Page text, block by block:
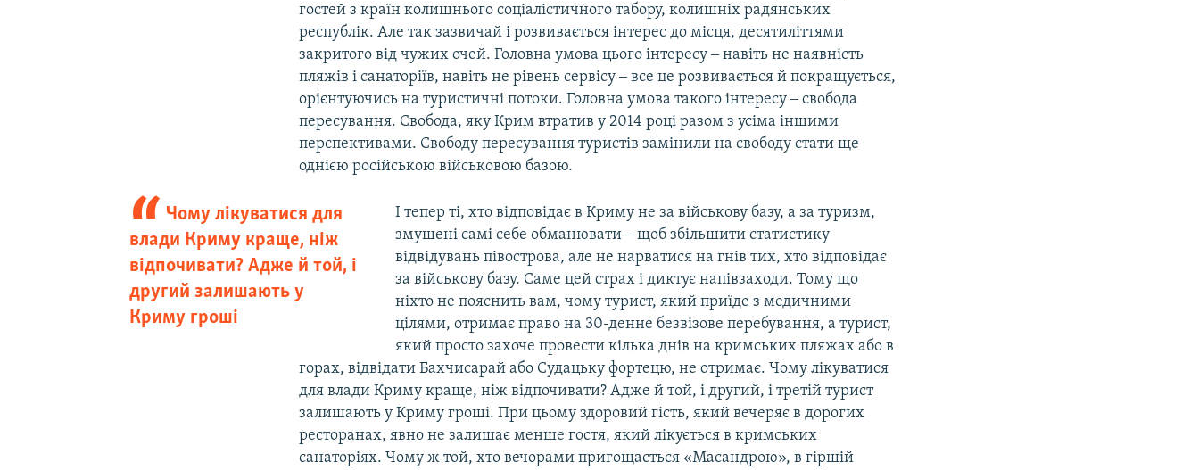
гостей з країн колишнього соціалістичного табору, колишніх радянських
республік. Але так зазвичай і розвивається інтерес до місця, десятиліттями
закритого від чужих очей. Головна умова цього інтересу ‒ навіть не наявність
пляжів і санаторіїв, навіть не рівень сервісу ‒ все це розвивається й покращується,
орієнтуючись на туристичні потоки. Головна умова такого інтересу ‒ свобода
пересування. Свобода, яку Крим втратив у 2014 році разом з усіма іншими
перспективами. Свободу пересування туристів замінили на свободу стати ще
однією російською військовою базою.
Чому лікуватися для
влади Криму краще, ніж
відпочивати? Адже й той, і
другий залишають у
Криму гроші
І тепер ті, хто відповідає в Криму не за військову базу, а за туризм,
змушені самі себе обманювати ‒ щоб збільшити статистику
відвідувань півострова, але не нарватися на гнів тих, хто відповідає
за військову базу. Саме цей страх і диктує напівзаходи. Тому що
ніхто не пояснить вам, чому турист, який приїде з медичними
цілями, отримає право на 30-денне безвізове перебування, а турист,
який просто захоче провести кілька днів на кримських пляжах або в
горах, відвідати Бахчисарай або Судацьку фортецю, не отримає. Чому лікуватися
для влади Криму краще, ніж відпочивати? Адже й той, і другий, і третій турист
залишають у Криму гроші. При цьому здоровий гість, який вечеряє в дорогих
ресторанах, явно не залишає менше гостя, який лікується в кримських
санаторіях. Чому ж той, хто вечорами пригощається «Масандрою», в гіршій